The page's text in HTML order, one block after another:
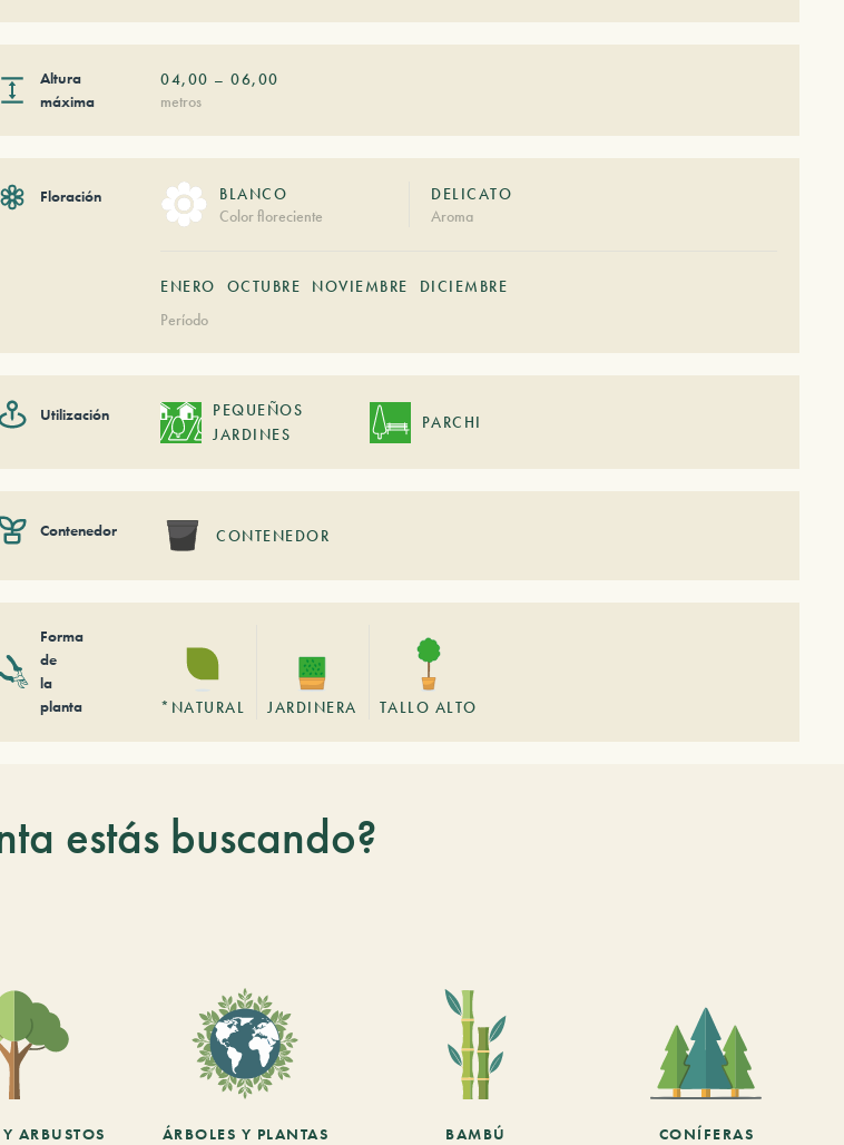
Altura
máxima
04,00 –06,00
metros
Floración
BLANCO
Color floreciente
DELICATO
Aroma
ENERO OCTUBRE NOVIEMBRE
DICIEMBRE
Período
Utilización
PEQUEÑOS
JARDINES
PARCHI
Contenedor CONTENEDOR
Forma
de
la
planta
*NATURAL JARDINERA TALLO ALTO
estás buscando?
ARBUSTOS
ÁRBOLES Y PLANTAS
BAMBÚ CONÍFERAS